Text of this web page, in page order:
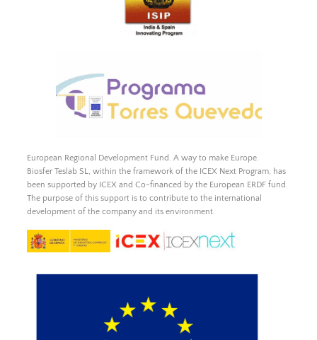
European Regional Development Fund. A way to make Europe.
Biosfer Teslab SL, within the framework of the ICEX Next Program, has
been supported by ICEX and Co-financed by the European ERDF fund.
The purpose of this support is to contribute to the international
development of the company and its environment.